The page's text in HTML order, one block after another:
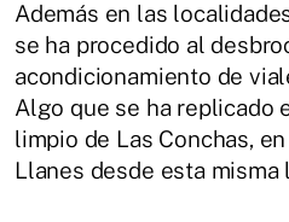
Además en las
se ha procedido al
acondicionamiento de
Algo que se ha replicado
limpio de Las Conchas,
Llanes desde esta misma